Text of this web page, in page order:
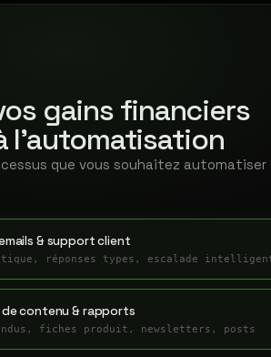
gains financiers
l'automatisation
que vous souhaitez automatiser
& support client
réponses types, escalade
contenu & rapports
fiches produit, newsletters, posts